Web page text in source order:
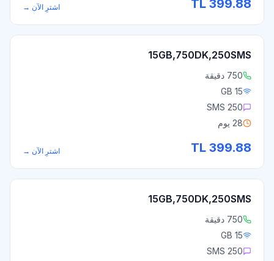
399.88 اشترِ الآن →
15GB,750DK,250SMS
750 دقيقة
15 GB
250 SMS
28 يوم
399.88 اشترِ الآن →
15GB,750DK,250SMS
750 دقيقة
15 GB
250 SMS